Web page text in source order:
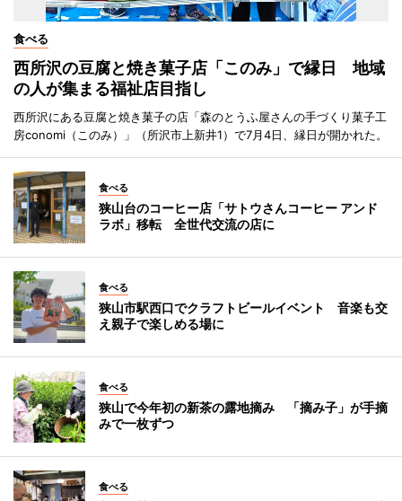
食べる
西所沢の豆腐と焼き菓子店「このみ」で縁日 地域
の人が集まる福祉店目指し
西所沢にある豆腐と焼き菓子の店「森のとうふ屋さんの手づくり菓子工
房conomi（このみ）」（所沢市上新井1）で7月4日、縁日が開かれた。
食べる
狭山台のコーヒー店「サトウさんコーヒー アンド
ラボ」移転 全世代交流の店に
食べる
狭山市駅西口でクラフトビールイベント 音楽も交
え親子で楽しめる場に
食べる
狭山で今年初の新茶の露地摘み 「摘み子」が手摘
みで一枚ずつ
食べる